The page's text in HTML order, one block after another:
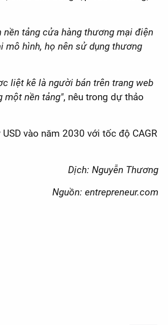
tảng cửa hàng thương mại điện
mô hình, họ nên sử dụng thương
liệt kê là người bán trên trang web
một nền tảng", nêu trong dự thảo
vào năm 2030 với tốc độ CAGR
Dịch: Nguyễn Thương
Nguồn: entrepreneur.com